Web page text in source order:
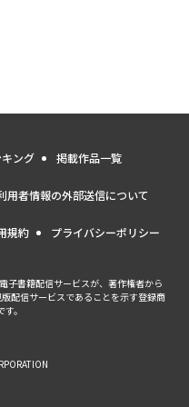
キング 掲載作品一覧
用者情報の外部送信について
規約 プライバシーポリシー
子書籍配信サービスが、著作権者から
配信サービスであることを示す登録商
。